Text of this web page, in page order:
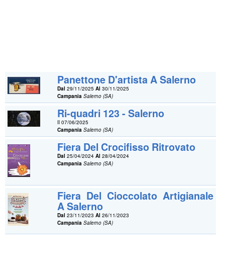
Panettone D'artista A Salerno
Dal 29/11/2025Al 30/11/2025
Campania Salerno (SA)
Ri-quadri 123 - Salerno
Il 07/06/2025
Campania Salerno (SA)
Fiera Del Crocifisso Ritrovato
Dal 25/04/2024Al 28/04/2024
Campania Salerno (SA)
Fiera Del Cioccolato Artigianale
A Salerno
Dal 23/11/2023Al 26/11/2023
Campania Salerno (SA)